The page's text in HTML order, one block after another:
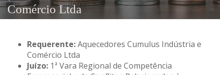
Comércio Ltda
Requerente:Aquecedores Cumulus Indústria e
Comércio Ltda
Juízo: 1ª Vara Regional de Competência